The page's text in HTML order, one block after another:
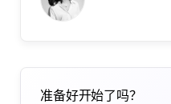
准备好开始了吗？